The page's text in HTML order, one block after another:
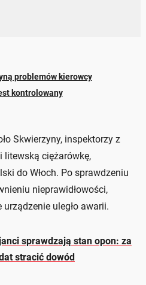
problemów kierowcy
kontrolowany
Skwierzyny, inspektorzy z
litewską ciężarówkę,
do Włoch. Po sprawdzeniu
nieprawidłowości,
urządzenie uległo awarii.
sprawdzają stan opon: za
stracić dowód